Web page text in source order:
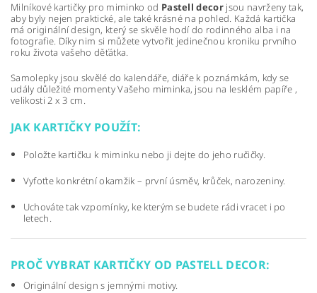
Milníkové kartičky pro miminko od Pastell decor jsou navrženy tak,
aby byly nejen praktické, ale také krásné na pohled. Každá kartička
má originální design, který se skvěle hodí do rodinného alba i na
fotografie. Díky nim si můžete vytvořit jedinečnou kroniku prvního
roku života vašeho děťátka.
Samolepky jsou skvělé do kalendáře, diáře k poznámkám, kdy se
udály důležité momenty Vašeho miminka, jsou na lesklém papíře ,
velikosti 2 x 3 cm.
JAK KARTIČKY POUŽÍT:
Položte kartičku k miminku nebo ji dejte do jeho ručičky.
Vyfoťte konkrétní okamžik – první úsměv, krůček, narozeniny.
Uchováte tak vzpomínky, ke kterým se budete rádi vracet i po
letech.
PROČ VYBRAT KARTIČKY OD PASTELL DECOR:
Originální design s jemnými motivy.